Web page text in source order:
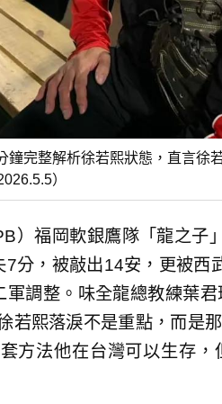
完整解析徐若熙狀態，直言徐
）
）福岡軟銀鷹隊「龍之子
7分，被敲出14安，更被西
軍調整。味全龍總教練葉
若熙落淚不是重點，而是
方法他在台灣可以生存